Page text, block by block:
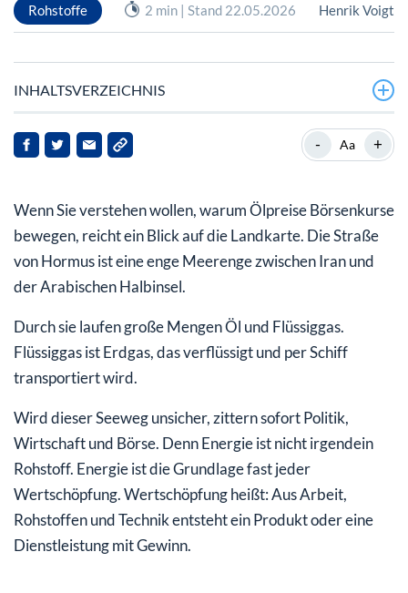
Rohstoffe 2 min | Stand 22.05.2026 Henrik Voigt
INHALTSVERZEICHNIS
Ohne Energie keine Stabilität
- Aa +
Wenn Sie verstehen wollen, warum Ölpreise Börsenkurse
bewegen, reicht ein Blick auf die Landkarte. Die Straße
von Hormus ist eine enge Meerenge zwischen Iran und
der Arabischen Halbinsel.
Durch sie laufen große Mengen Öl und Flüssiggas.
Flüssiggas ist Erdgas, das verflüssigt und per Schiff
transportiert wird.
Wird dieser Seeweg unsicher, zittern sofort Politik,
Wirtschaft und Börse. Denn Energie ist nicht irgendein
Rohstoff. Energie ist die Grundlage fast jeder
Wertschöpfung. Wertschöpfung heißt: Aus Arbeit,
Rohstoffen und Technik entsteht ein Produkt oder eine
Dienstleistung mit Gewinn.